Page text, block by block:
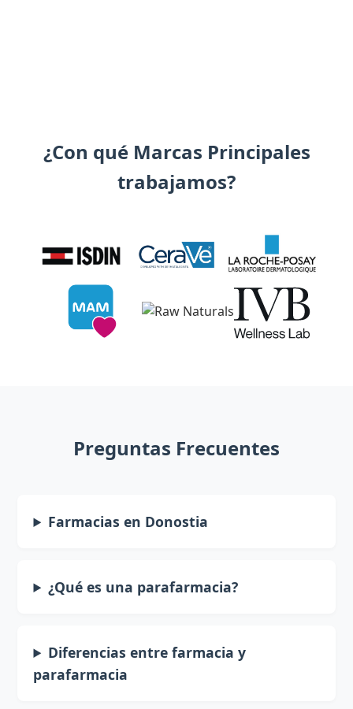
¿Con qué Marcas Principales
trabajamos?
Preguntas Frecuentes
Farmacias en Donostia
¿Qué es una parafarmacia?
Diferencias entre farmacia y
parafarmacia